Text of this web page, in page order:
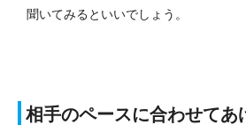
聞いてみるといいでしょう。
相手のペースに合わせてあ